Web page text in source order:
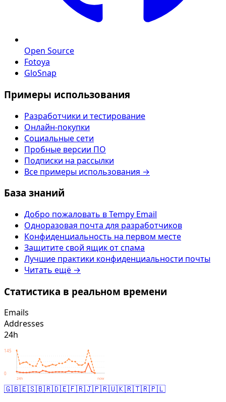
Open Source
Fotoya
GloSnap
Примеры использования
Разработчики и тестирование
Онлайн-покупки
Социальные сети
Пробные версии ПО
Подписки на рассылки
Все примеры использования →
База знаний
Добро пожаловать в Tempy Email
Одноразовая почта для разработчиков
Конфиденциальность на первом месте
Защитите свой ящик от спама
Лучшие практики конфиденциальности почты
Читать ещё →
Статистика в реальном времени
Emails
Addresses
24h
145
0
24h now
🇬🇧🇪🇸🇧🇷🇩🇪🇫🇷🇯🇵🇷🇺🇰🇷🇹🇷🇵🇱